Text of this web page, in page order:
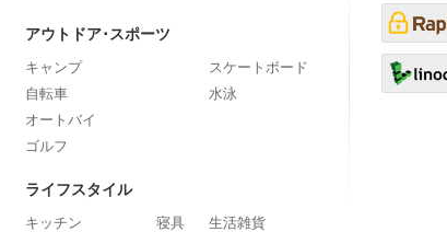
アウトドア･スポーツ
キャンプ
自転車
オートバイ
ゴルフ
スケートボード
水泳
ライフスタイル
キッチン 寝具 生活雑貨